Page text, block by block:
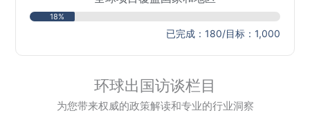
18%
已完成：180/目标：1,000
环球出国访谈栏目
为您带来权威的政策解读和专业的行业洞察